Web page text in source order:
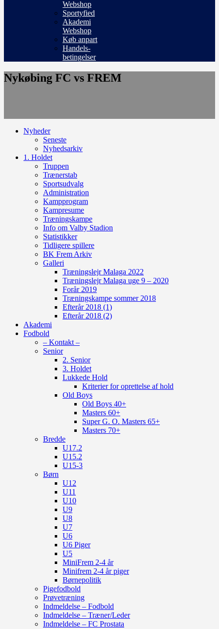
Webshop
Sportyfied
Akademi
Webshop
Køb anpart
Handels-
betingelser
Nykøbing FC vs FREM
Nyheder
Seneste
Nyhedsarkiv
1. Holdet
Truppen
Trænerstab
Sportsudvalg
Administration
Kampprogram
Kampresume
Træningskampe
Info om Valby Stadion
Statistikker
Tidligere spillere
BK Frem Arkiv
Galleri
Træningslejr Malaga 2022
Træningslejr Malaga uge 9 – 2020
Forår 2019
Træningskampe sommer 2018
Efterår 2018 (1)
Efterår 2018 (2)
Akademi
Fodbold
– Kontakt –
Senior
2. Senior
3. Holdet
Lukkede Hold
Kriterier for oprettelse af hold
Old Boys
Old Boys 40+
Masters 60+
Super G. O. Masters 65+
Masters 70+
Bredde
U17.2
U15.2
U15-3
Børn
U12
U11
U10
U9
U8
U7
U6
U6 Piger
U5
MiniFrem 2-4 år
Minifrem 2-4 år piger
Børnepolitik
Pigefodbold
Prøvetræning
Indmeldelse – Fodbold
Indmeldelse – Træner/Leder
Indmeldelse – FC Prostata